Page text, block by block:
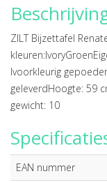
ZILT Bijzettafel
Ivoorkleurig
geleverdHoogte: 59
gewicht: 10
EAN nummer